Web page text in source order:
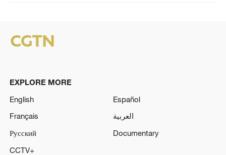
EXPLORE MORE
English
Español
Français
العربية
Русский
Documentary
CCTV+